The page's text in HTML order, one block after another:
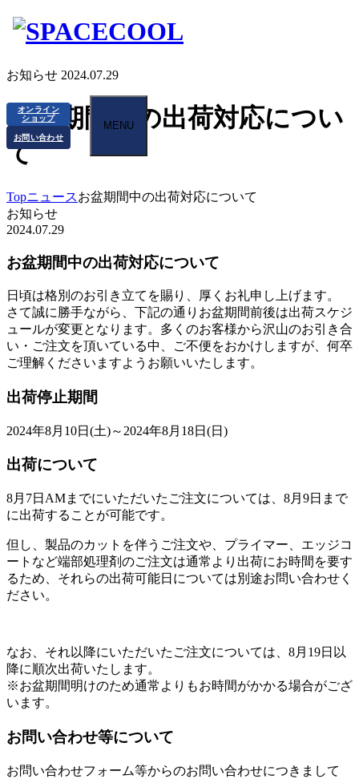
オンライン
ショップ
お問い合わせ
MENU
お知らせ 2024.07.29
お盆期間中の出荷対応につい
て
Topニュースお盆期間中の出荷対応について
お知らせ
2024.07.29
お盆期間中の出荷対応について
日頃は格別のお引き立てを賜り、厚くお礼申し上げます。
さて誠に勝手ながら、下記の通りお盆期間前後は出荷スケジ
ュールが変更となります。多くのお客様から沢山のお引き合
い・ご注文を頂いている中、ご不便をおかけしますが、何卒
ご理解くださいますようお願いいたします。
出荷停止期間
2024年8月10日(土)～2024年8月18日(日)
出荷について
8月7日AMまでにいただいたご注文については、8月9日まで
に出荷することが可能です。
但し、製品のカットを伴うご注文や、プライマー、エッジコ
ートなど端部処理剤のご注文は通常より出荷にお時間を要す
るため、それらの出荷可能日については別途お問い合わせく
ださい。
なお、それ以降にいただいたご注文については、8月19日以
降に順次出荷いたします。
※お盆期間明けのため通常よりもお時間がかかる場合がござ
います。
お問い合わせ等について
お問い合わせフォーム等からのお問い合わせにつきまして